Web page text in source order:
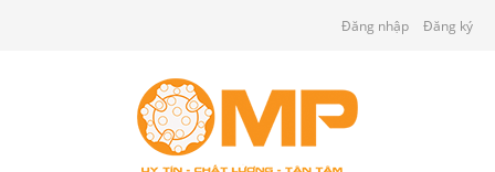
Đăng nhập Đăng ký